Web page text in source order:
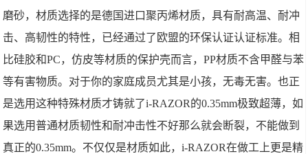
磨砂，材质选择的是德国进口聚丙烯材质，具有耐高温、耐冲
击、高韧性的特性，已经通过了欧盟的环保认证认证标准。相
比硅胶和PC，仿皮等材质的保护壳而言，PP材质不含甲醛与苯
等有害物质。对于你的家庭成员尤其是小孩，无毒无害。也正
是选用这种特殊材质才铸就了i-RAZOR的0.35mm极致超薄，如
果选用普通材质韧性和耐冲击性不好那么就会断裂，不能做到
真正的0.35mm。不仅仅是材质如此，i-RAZOR在做工上更是精